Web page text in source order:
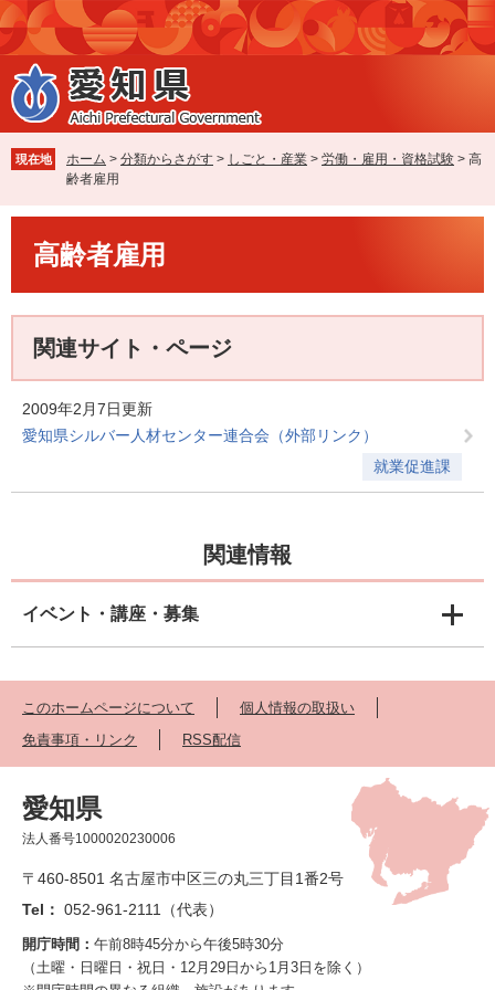
ペ
ー
ジ
の
先
で
す
メ
ニ
ュ
ー
を
ば
し
本
現在地 ホーム > 分類からさがす > しごと・産業 > 労働・雇用・資格試験 > 高
齢者雇用
高齢者雇用
関連サイト・ページ
2009年2月7日更新
愛知県シルバー人材センター連合会（外部リンク）
就業促進課
関連情報
イベント・講座・募集
このホームページについて
個人情報の取扱い
免責事項・リンク
RSS配信
愛知県
法人番号1000020230006
〒460-8501 名古屋市中区三の丸三丁目1番2号
Tel： 052-961-2111（代表）
開庁時間： 午前8時45分から午後5時30分
（土曜・日曜日・祝日・12月29日から1月3日を除く）